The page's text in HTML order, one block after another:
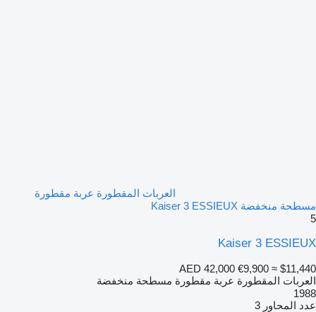
العربات المقطورة عربة مقطورة
مسطحة منخفضة Kaiser 3 ESSIEUX
5
Kaiser 3 ESSIEUX
AED 42,000 €9,900 ≈ $11,440
العربات المقطورة عربة مقطورة مسطحة منخفضة
1988
عدد المحاور 3